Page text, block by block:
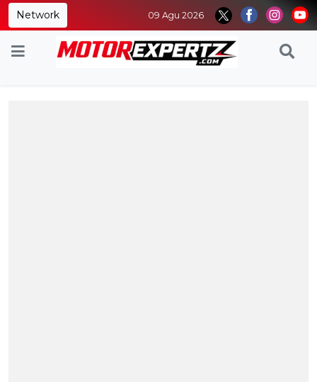
Network 09 Agu 2026